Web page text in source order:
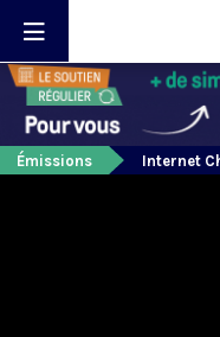
Émissions Internet